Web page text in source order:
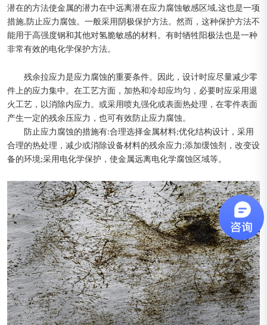
潜在的方法使金属的潜力在中远离潜在应力腐蚀敏感区域,这也是一项
措施,防止应力腐蚀。一般采用阴极保护方法。然而，这种保护方法不
能用于高强度钢和其他对氢脆敏感的材料。有时牺牲阳极法也是一种
非常有效的电化学保护方法。
残余拉应力是应力腐蚀的重要条件。因此，设计时应尽量减少零
件上的应力集中。在工艺方面，加热和冷却应均匀，必要时应采用退
火工艺，以消除内应力。或采用喷丸强化或表面热处理，在零件表面
产生一定的残余压应力，也可有效防止应力腐蚀。
防止应力腐蚀的措施有:合理选择金属材料;优化结构设计，采用
合理的热处理，减少或消除设备材料的残余应力;添加缓蚀剂，改变设
备的环境;采用电化学保护，使金属远离电化学腐蚀区域等。